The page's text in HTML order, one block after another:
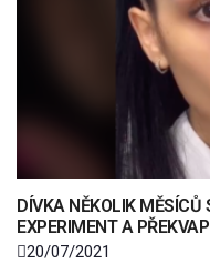
DÍVKA NĚKOLIK MĚSÍCŮ
EXPERIMENT A
20/07/2021